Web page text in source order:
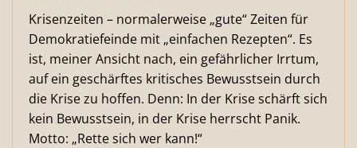
Krisenzeiten – normalerweise „gute“ Zeiten für
Demokratiefeinde mit „einfachen Rezepten“. Es
ist, meiner Ansicht nach, ein gefährlicher Irrtum,
auf ein geschärftes kritisches Bewusstsein durch
die Krise zu hoffen. Denn: In der Krise schärft sich
kein Bewusstsein, in der Krise herrscht Panik.
Motto: „Rette sich wer kann!“